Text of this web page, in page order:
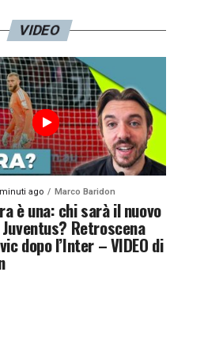
VIDEO
ago Marco Baridon
è una: chi sarà il nuovo
Retroscena
dopo l’Inter – VIDEO di